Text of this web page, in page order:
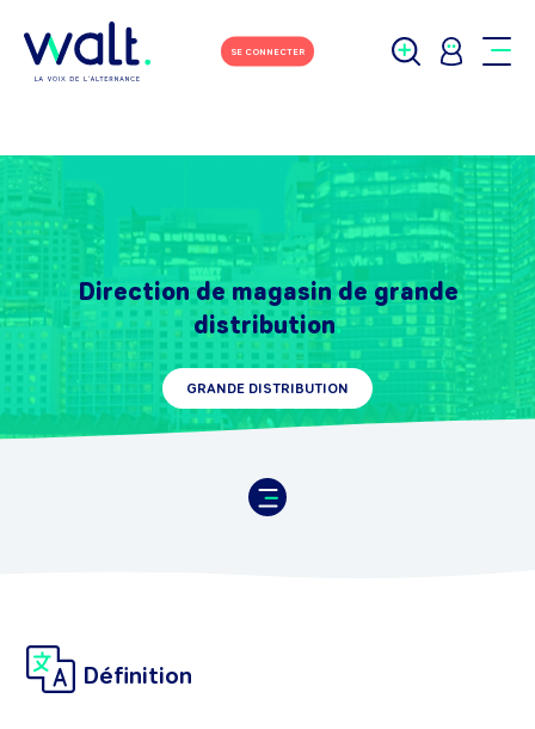
SE CONNECTER
Direction de magasin de grande
distribution
GRANDE DISTRIBUTION
Définition